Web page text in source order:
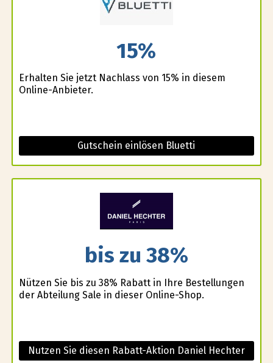
15%
Erhalten Sie jetzt Nachlass von 15% in diesem
Online-Anbieter.
Gutschein einlösen Bluetti
bis zu 38%
Nützen Sie bis zu 38% Rabatt in Ihre Bestellungen
der Abteilung Sale in dieser Online-Shop.
Nutzen Sie diesen Rabatt-Aktion Daniel Hechter